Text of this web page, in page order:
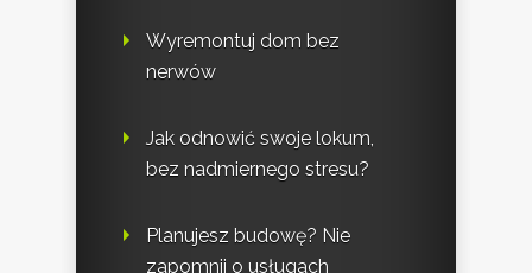
Wyremontuj dom bez
nerwów
Jak odnowić swoje lokum,
bez nadmiernego stresu?
Planujesz budowę? Nie
zapomnij o usługach